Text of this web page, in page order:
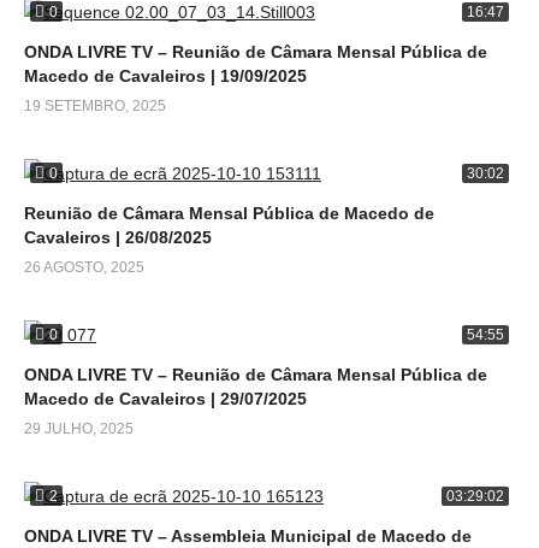
0 16:47
ONDA LIVRE TV – Reunião de Câmara Mensal Pública de
Macedo de Cavaleiros | 19/09/2025
19 SETEMBRO, 2025
0 30:02
Reunião de Câmara Mensal Pública de Macedo de
Cavaleiros | 26/08/2025
26 AGOSTO, 2025
0 54:55
ONDA LIVRE TV – Reunião de Câmara Mensal Pública de
Macedo de Cavaleiros | 29/07/2025
29 JULHO, 2025
2 03:29:02
ONDA LIVRE TV – Assembleia Municipal de Macedo de